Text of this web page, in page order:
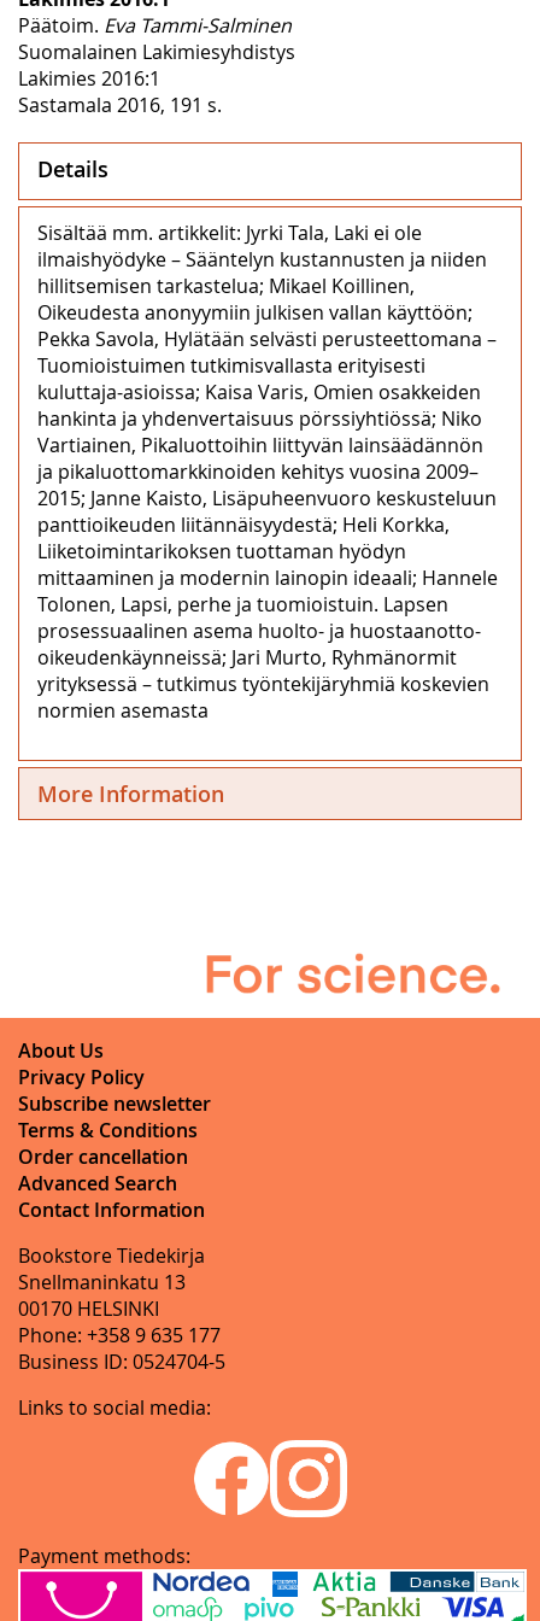
Päätoim. Eva Tammi-Salminen
Suomalainen Lakimiesyhdistys
Lakimies 2016:1
Sastamala 2016, 191 s.
Details
Sisältää mm. artikkelit: Jyrki Tala, Laki ei ole
ilmaishyödyke – Sääntelyn kustannusten ja niiden
hillitsemisen tarkastelua; Mikael Koillinen,
Oikeudesta anonyymiin julkisen vallan käyttöön;
Pekka Savola, Hylätään selvästi perusteettomana –
Tuomioistuimen tutkimisvallasta erityisesti
kuluttaja-asioissa; Kaisa Varis, Omien osakkeiden
hankinta ja yhdenvertaisuus pörssiyhtiössä; Niko
Vartiainen, Pikaluottoihin liittyvän lainsäädännön
ja pikaluottomarkkinoiden kehitys vuosina 2009–
2015; Janne Kaisto, Lisäpuheenvuoro keskusteluun
panttioikeuden liitännäisyydestä; Heli Korkka,
Liiketoimintarikoksen tuottaman hyödyn
mittaaminen ja modernin lainopin ideaali; Hannele
Tolonen, Lapsi, perhe ja tuomioistuin. Lapsen
prosessuaalinen asema huolto- ja huostaanotto-
oikeudenkäynneissä; Jari Murto, Ryhmänormit
yrityksessä – tutkimus työntekijäryhmiä koskevien
normien asemasta
More Information
About Us
Privacy Policy
Subscribe newsletter
Terms & Conditions
Order cancellation
Advanced Search
Contact Information
Bookstore Tiedekirja
Snellmaninkatu 13
00170 HELSINKI
Phone: +358 9 635 177
Business ID: 0524704-5
Links to social media:
Payment methods: